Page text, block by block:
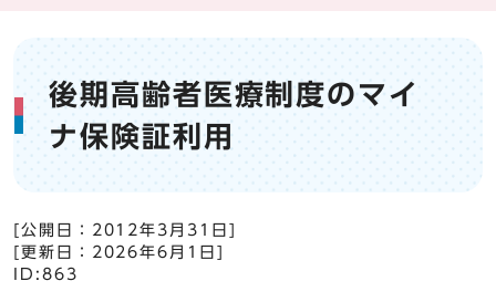
後期高齢者医療制度のマイ
ナ保険証利用
[公開日： 2012年3月31日
[更新日： 2026年6月1日
ID:863